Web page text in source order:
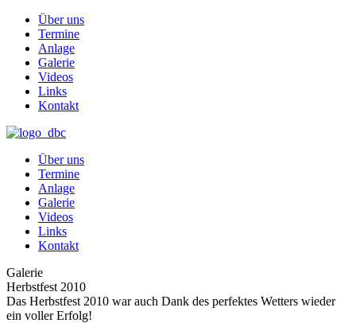
Über uns
Termine
Anlage
Galerie
Videos
Links
Kontakt
Über uns
Termine
Anlage
Galerie
Videos
Links
Kontakt
Galerie
Herbstfest 2010
Das Herbstfest 2010 war auch Dank des perfektes Wetters wieder
ein voller Erfolg!